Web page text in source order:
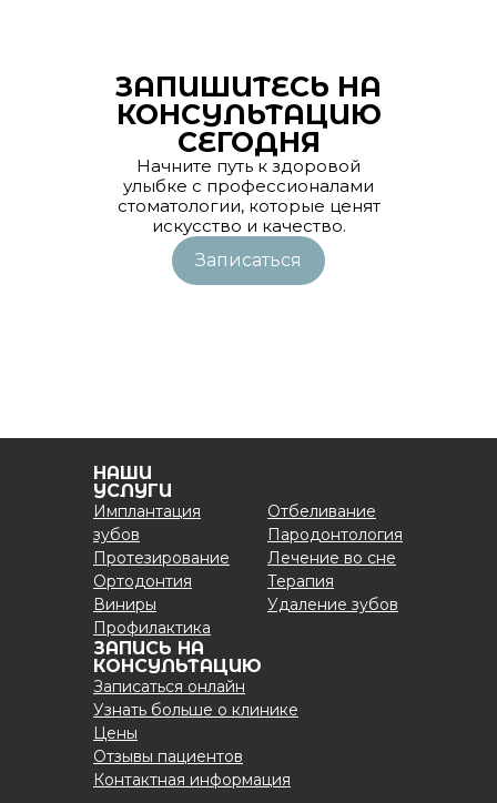
ЗАПИШИТЕСЬ НА
КОНСУЛЬТАЦИЮ
СЕГОДНЯ
Начните путь к здоровой
улыбке с профессионалами
стоматологии, которые ценят
искусство и качество.
Записаться
НАШИ
УСЛУГИ
Имплантация
зубов
Протезирование
Ортодонтия
Виниры
Профилактика
Отбеливание
Пародонтология
Лечение во сне
Терапия
Удаление зубов
ЗАПИСЬ НА
КОНСУЛЬТАЦИЮ
Записаться онлайн
Узнать больше о клинике
Цены
Отзывы пациентов
Контактная информация